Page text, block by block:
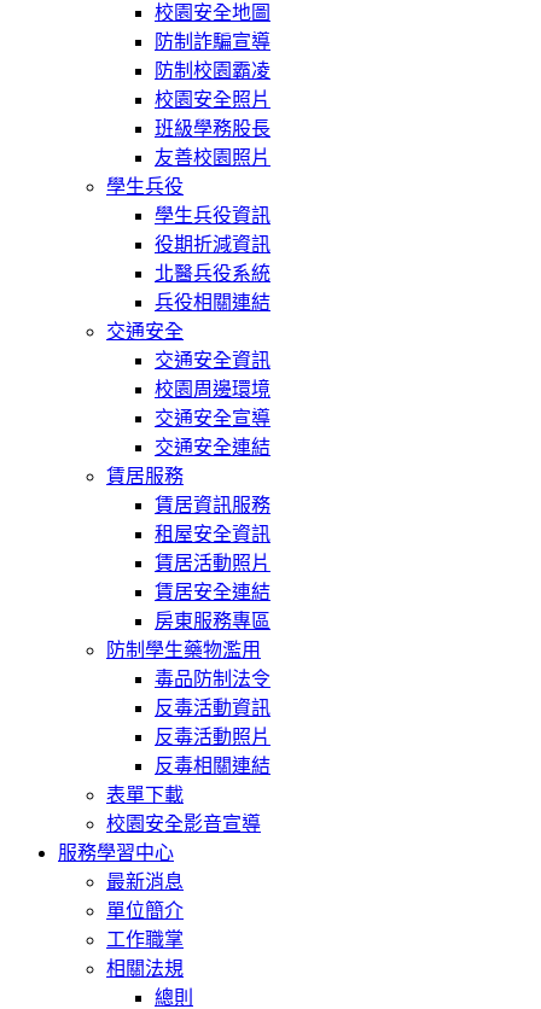
校園安全地圖
防制詐騙宣導
防制校園霸凌
校園安全照片
班級學務股長
友善校園照片
學生兵役
學生兵役資訊
役期折減資訊
北醫兵役系統
兵役相關連結
交通安全
交通安全資訊
校園周邊環境
交通安全宣導
交通安全連結
賃居服務
賃居資訊服務
租屋安全資訊
賃居活動照片
賃居安全連結
房東服務專區
防制學生藥物濫用
毒品防制法令
反毒活動資訊
反毒活動照片
反毒相關連結
表單下載
校園安全影音宣導
服務學習中心
最新消息
單位簡介
工作職掌
相關法規
總則